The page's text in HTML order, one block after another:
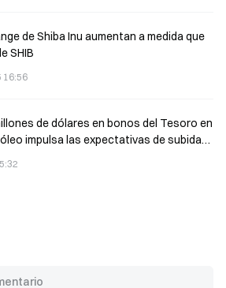
de Shiba Inu aumentan a medida que
SHIB
16:56
de dólares en bonos del Tesoro en
impulsa las expectativas de subidas